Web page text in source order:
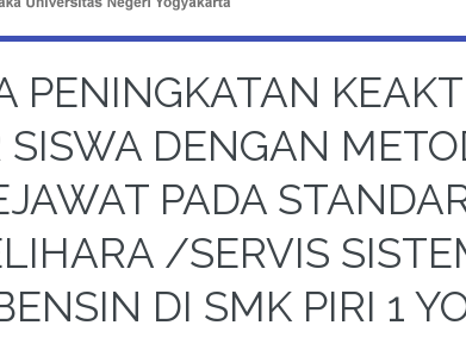
PENINGKATAN
SISWA DENGAN
PADA
/SERVIS
DI SMK PIRI 1